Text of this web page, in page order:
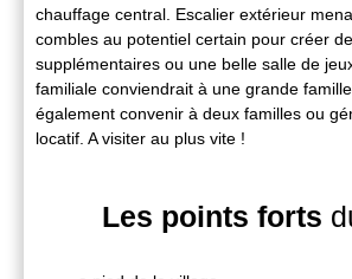
chauffage central. Escalier extérieur
combles au potentiel certain pour créer
supplémentaires ou une belle salle de
familiale conviendrait à une grande
également convenir à deux familles ou
locatif. A visiter au plus vite !
Les points forts